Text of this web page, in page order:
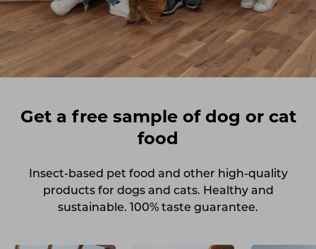
Get a free sample of dog or cat
food
Insect-based pet food and other high-quality
products for dogs and cats. Healthy and
sustainable. 100% taste guarantee.